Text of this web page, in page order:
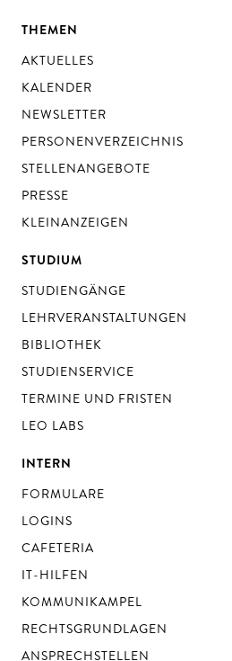
THEMEN
AKTUELLES
KALENDER
NEWSLETTER
PERSONENVERZEICHNIS
STELLENANGEBOTE
PRESSE
KLEINANZEIGEN
STUDIUM
STUDIENGÄNGE
LEHRVERANSTALTUNGEN
BIBLIOTHEK
STUDIENSERVICE
TERMINE UND FRISTEN
LEO LABS
INTERN
FORMULARE
LOGINS
CAFETERIA
IT-HILFEN
KOMMUNIKAMPEL
RECHTSGRUNDLAGEN
ANSPRECHSTELLEN